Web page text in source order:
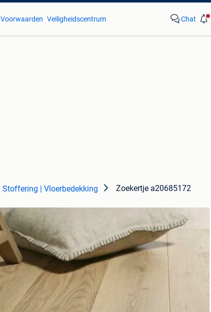
Voorwaarden Veiligheidscentrum Chat
Stoffering | Vloerbedekking Zoekertje a20685172